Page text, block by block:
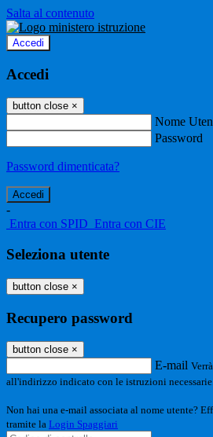
Salta al contenuto
Accedi
Accedi
button close ×
Nome
Password
Password dimenticata?
-
Entra con SPID Entra con CIE
Seleziona utente
button close ×
Recupero password
button close ×
E-mail
all'indirizzo indicato con le istruzioni
Non hai una e-mail associata al nome utente?
tramite la Login Spaggiari